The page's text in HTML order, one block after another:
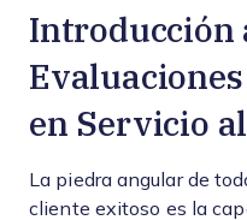
Introducción
en Servicio
La piedra angular de
cliente exitoso es la